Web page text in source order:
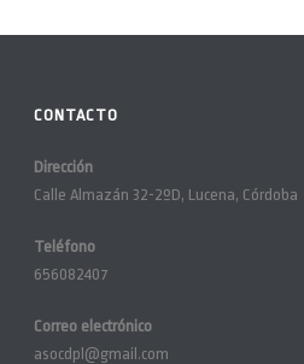
CONTACTO
Dirección
Calle Almazán 32-2ºD, Lucena, Córdoba
Teléfono
656082407
Correo electrónico
asocdpl@gmail.com